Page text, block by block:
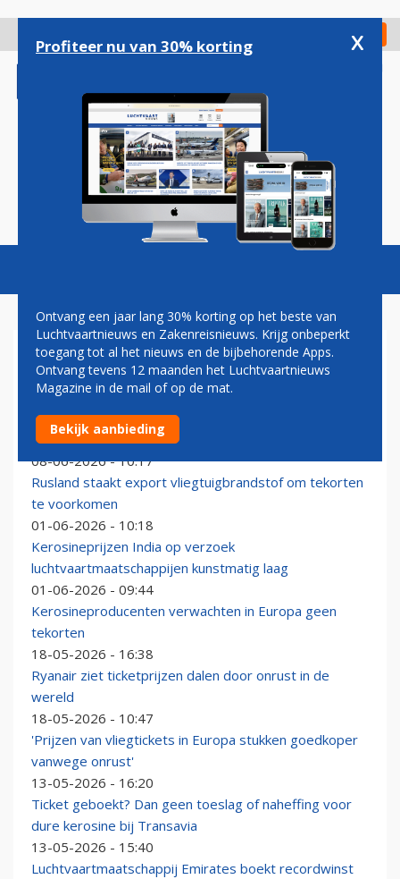
gaan
Check in
Magazine Podcasts Vacatures
KEROSINE
Medewerker KLM terecht ontslagen na lekken van
1000 liter kerosine
08-06-2026 - 10:17
Rusland staakt export vliegtuigbrandstof om tekorten
te voorkomen
01-06-2026 - 10:18
Kerosineprijzen India op verzoek
luchtvaartmaatschappijen kunstmatig laag
01-06-2026 - 09:44
Kerosineproducenten verwachten in Europa geen
tekorten
18-05-2026 - 16:38
Ryanair ziet ticketprijzen dalen door onrust in de
wereld
18-05-2026 - 10:47
'Prijzen van vliegtickets in Europa stukken goedkoper
vanwege onrust'
13-05-2026 - 16:20
Ticket geboekt? Dan geen toeslag of naheffing voor
dure kerosine bij Transavia
13-05-2026 - 15:40
Luchtvaartmaatschappij Emirates boekt recordwinst
Profiteer nu van 30% korting x
Ontvang een jaar lang 30% korting op het beste van
Luchtvaartnieuws en Zakenreisnieuws. Krijg onbeperkt
toegang tot al het nieuws en de bijbehorende Apps.
Ontvang tevens 12 maanden het Luchtvaartnieuws
Magazine in de mail of op de mat.
Bekijk aanbieding